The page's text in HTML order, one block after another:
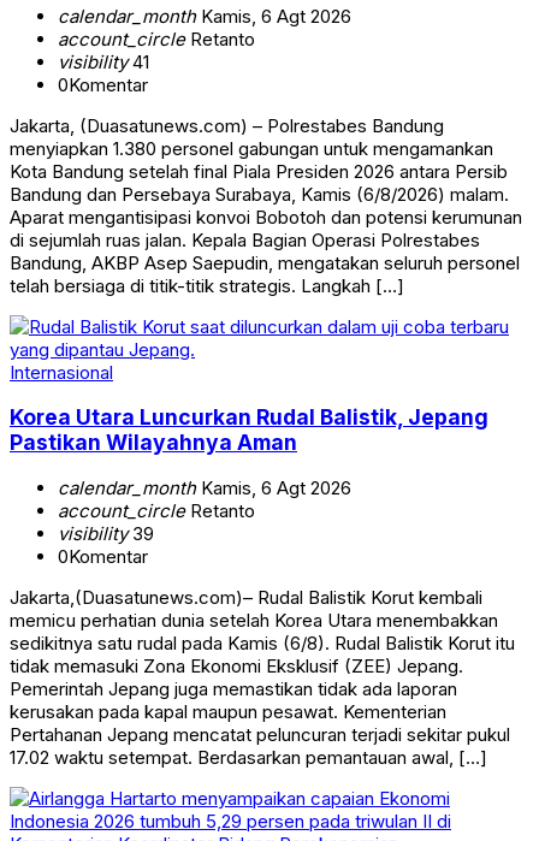
calendar_monthKamis, 6 Agt 2026
account_circleRetanto
visibility41
0Komentar
Jakarta, (Duasatunews.com) – Polrestabes Bandung
menyiapkan 1.380 personel gabungan untuk mengamankan
Kota Bandung setelah final Piala Presiden 2026 antara Persib
Bandung dan Persebaya Surabaya, Kamis (6/8/2026) malam.
Aparat mengantisipasi konvoi Bobotoh dan potensi kerumunan
di sejumlah ruas jalan. Kepala Bagian Operasi Polrestabes
Bandung, AKBP Asep Saepudin, mengatakan seluruh personel
telah bersiaga di titik-titik strategis. Langkah […]
Internasional
Korea Utara Luncurkan Rudal Balistik, Jepang
Pastikan Wilayahnya Aman
calendar_monthKamis, 6 Agt 2026
account_circleRetanto
visibility39
0Komentar
Jakarta,(Duasatunews.com)– Rudal Balistik Korut kembali
memicu perhatian dunia setelah Korea Utara menembakkan
sedikitnya satu rudal pada Kamis (6/8). Rudal Balistik Korut itu
tidak memasuki Zona Ekonomi Eksklusif (ZEE) Jepang.
Pemerintah Jepang juga memastikan tidak ada laporan
kerusakan pada kapal maupun pesawat. Kementerian
Pertahanan Jepang mencatat peluncuran terjadi sekitar pukul
17.02 waktu setempat. Berdasarkan pemantauan awal, […]